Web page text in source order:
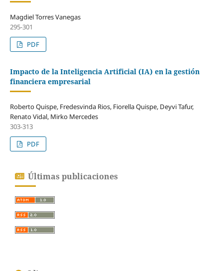
Magdiel Torres Vanegas
295-301
PDF
Impacto de la Inteligencia Artificial (IA) en la gestión
financiera empresarial
Roberto Quispe, Fredesvinda Rios, Fiorella Quispe, Deyvi Tafur,
Renato Vidal, Mirko Mercedes
303-313
PDF
Últimas publicaciones